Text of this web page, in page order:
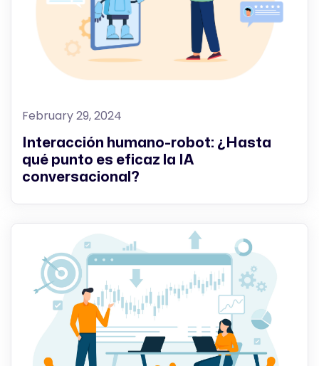
February 29, 2024
Interacción humano-robot: ¿Hasta
qué punto es eficaz la IA
conversacional?